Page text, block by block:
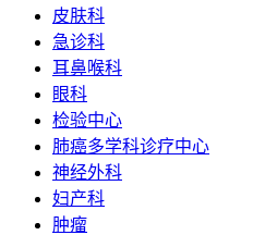
皮肤科
急诊科
耳鼻喉科
眼科
检验中心
肺癌多学科诊疗中心
神经外科
妇产科
肿瘤